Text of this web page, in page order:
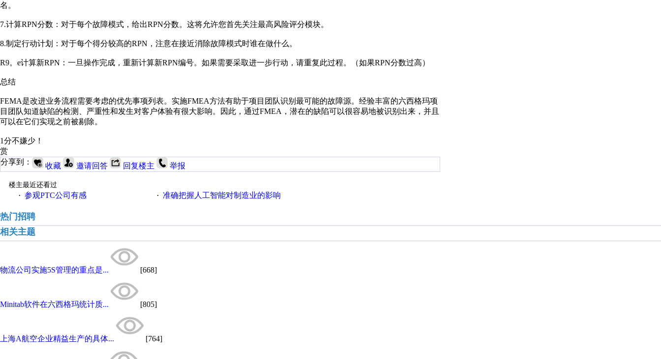
名。
7.计算RPN分数：对于每个故障模式，给出RPN分数。这将允许您首先关注最高风险评分模块。
8.制定行动计划：对于每个得分较高的RPN，注意在接近消除故障模式时谁在做什么。
R9。e计算新RPN：一旦操作完成，重新计算新RPN编号。如果需要采取进一步行动，请重复此过程。（如果RPN分数过高）
总结
FEMA是改进业务流程需要考虑的优先事项列表。实施FMEA方法有助于项目团队识别最可能的故障源。经验丰富的六西格玛项
目团队知道缺陷的检测、严重性和发生对客户体验有很大影响。因此，通过FMEA，潜在的缺陷可以很容易地被识别出来，并且
可以在它们实现之前被剔除。
1分不嫌少！
赏
分享到：
收藏 邀请回答 回复楼主 举报
楼主最近还看过
· 参观PTC公司有感 · 准确把握人工智能对制造业的影响
热门招聘
相关主题
物流公司实施5S管理的重点是... [668]
Minitab软件在六西格玛统计质... [805]
上海A航空企业精益生产的具体... [764]